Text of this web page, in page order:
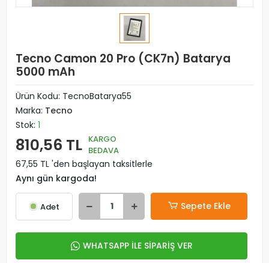
Tecno Camon 20 Pro (CK7n) Batarya
5000 mAh
Ürün Kodu: TecnoBatarya55
Marka: Tecno
Stok: 1
810,56 TL KARGO
BEDAVA
67,55 TL 'den başlayan taksitlerle
Aynı gün kargoda!
Adet Sepete Ekle
WHATSAPP İLE SİPARİŞ VER